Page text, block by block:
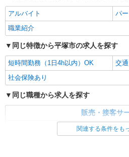
アルバイト
パー
職業紹介
同じ特徴から平塚市の求人を探す
短時間勤務（1日4h以内）OK
交
社会保険あり
同じ職種から求人を探す
販売・接客サ
コ
関連する条件をも